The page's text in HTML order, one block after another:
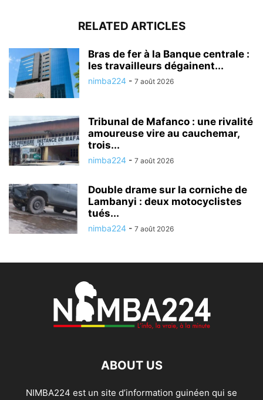
RELATED ARTICLES
Bras de fer à la Banque centrale :
les travailleurs dégainent...
nimba224 - 7 août 2026
Tribunal de Mafanco : une rivalité
amoureuse vire au cauchemar,
trois...
nimba224 - 7 août 2026
Double drame sur la corniche de
Lambanyi : deux motocyclistes
tués...
nimba224 - 7 août 2026
ABOUT US
NIMBA224 est un site d’information guinéen qui se